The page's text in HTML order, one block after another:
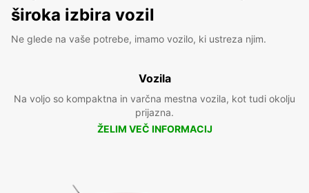
široka izbira vozil
Ne glede na vaše potrebe, imamo vozilo, ki ustreza njim.
Vozila
Na voljo so kompaktna in varčna mestna vozila, kot tudi okolju
prijazna.
ŽELIM VEČ INFORMACIJ